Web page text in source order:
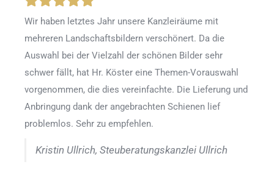
Wir haben letztes Jahr unsere Kanzleiräume mit
mehreren Landschaftsbildern verschönert. Da die
Auswahl bei der Vielzahl der schönen Bilder sehr
schwer fällt, hat Hr. Köster eine Themen-Vorauswahl
vorgenommen, die dies vereinfachte. Die Lieferung und
Anbringung dank der angebrachten Schienen lief
problemlos. Sehr zu empfehlen.
Kristin Ullrich, Steuberatungskanzlei Ullrich